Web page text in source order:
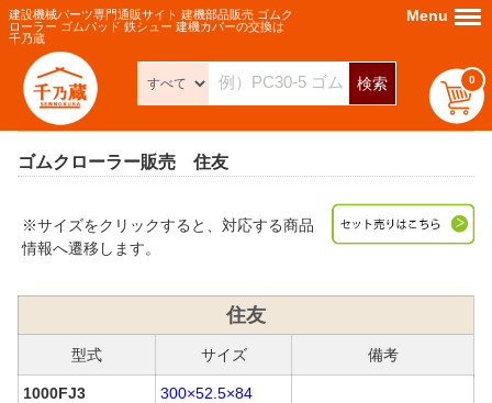
建設機械パーツ専門通販サイト 建機部品販売 ゴムク
ローラー ゴムパッド 鉄シュー 建機カバーの交換は
千乃蔵
検索 0
Menu Menu
ゴムクローラー販売 住友
※サイズをクリックすると、対応する商品
情報へ遷移します。
住友
型式 サイズ 備考
1000FJ3 300×52.5×84